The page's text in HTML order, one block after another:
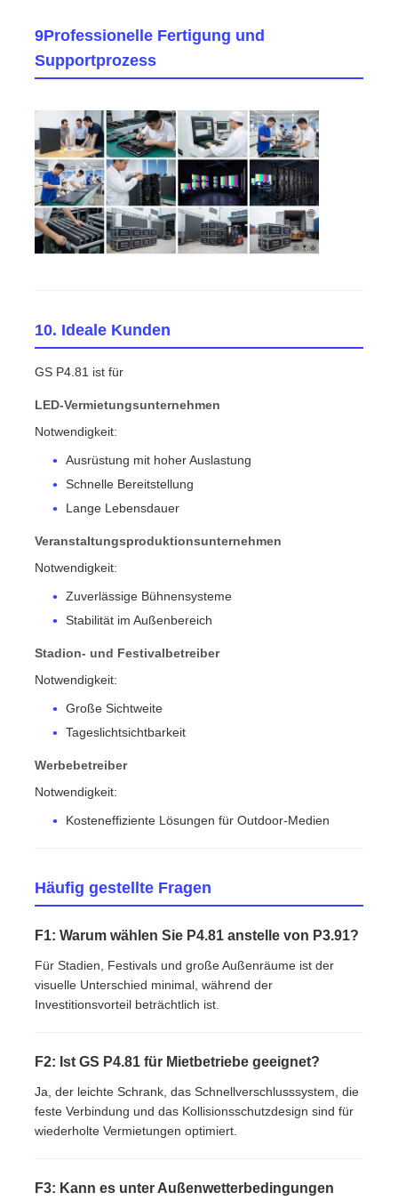
9Professionelle Fertigung und
Supportprozess
10. Ideale Kunden
GS P4.81 ist für
LED-Vermietungsunternehmen
Notwendigkeit:
Ausrüstung mit hoher Auslastung
Schnelle Bereitstellung
Lange Lebensdauer
Veranstaltungsproduktionsunternehmen
Notwendigkeit:
Zuverlässige Bühnensysteme
Stabilität im Außenbereich
Stadion- und Festivalbetreiber
Notwendigkeit:
Große Sichtweite
Tageslichtsichtbarkeit
Werbebetreiber
Notwendigkeit:
Kosteneffiziente Lösungen für Outdoor-Medien
Häufig gestellte Fragen
F1: Warum wählen Sie P4.81 anstelle von P3.91?
Für Stadien, Festivals und große Außenräume ist der
visuelle Unterschied minimal, während der
Investitionsvorteil beträchtlich ist.
F2: Ist GS P4.81 für Mietbetriebe geeignet?
Ja, der leichte Schrank, das Schnellverschlusssystem, die
feste Verbindung und das Kollisionsschutzdesign sind für
wiederholte Vermietungen optimiert.
F3: Kann es unter Außenwetterbedingungen